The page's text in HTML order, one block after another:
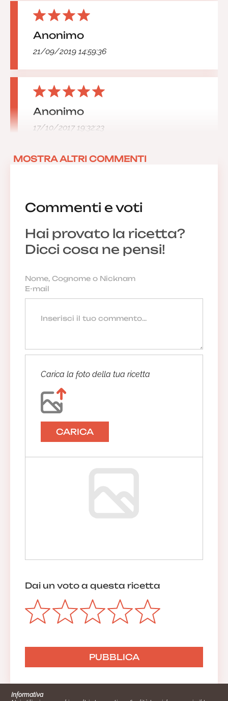
Commenti e voti
Hai provato la ricetta?
Dicci cosa ne pensi!
Carica la foto della tua ricetta
CARICA
Dai un voto a questa ricetta
Anonimo
21/09/2019 14:59:36
Anonimo
17/10/2017 19:32:23
MOSTRA ALTRI COMMENTI
Informativa